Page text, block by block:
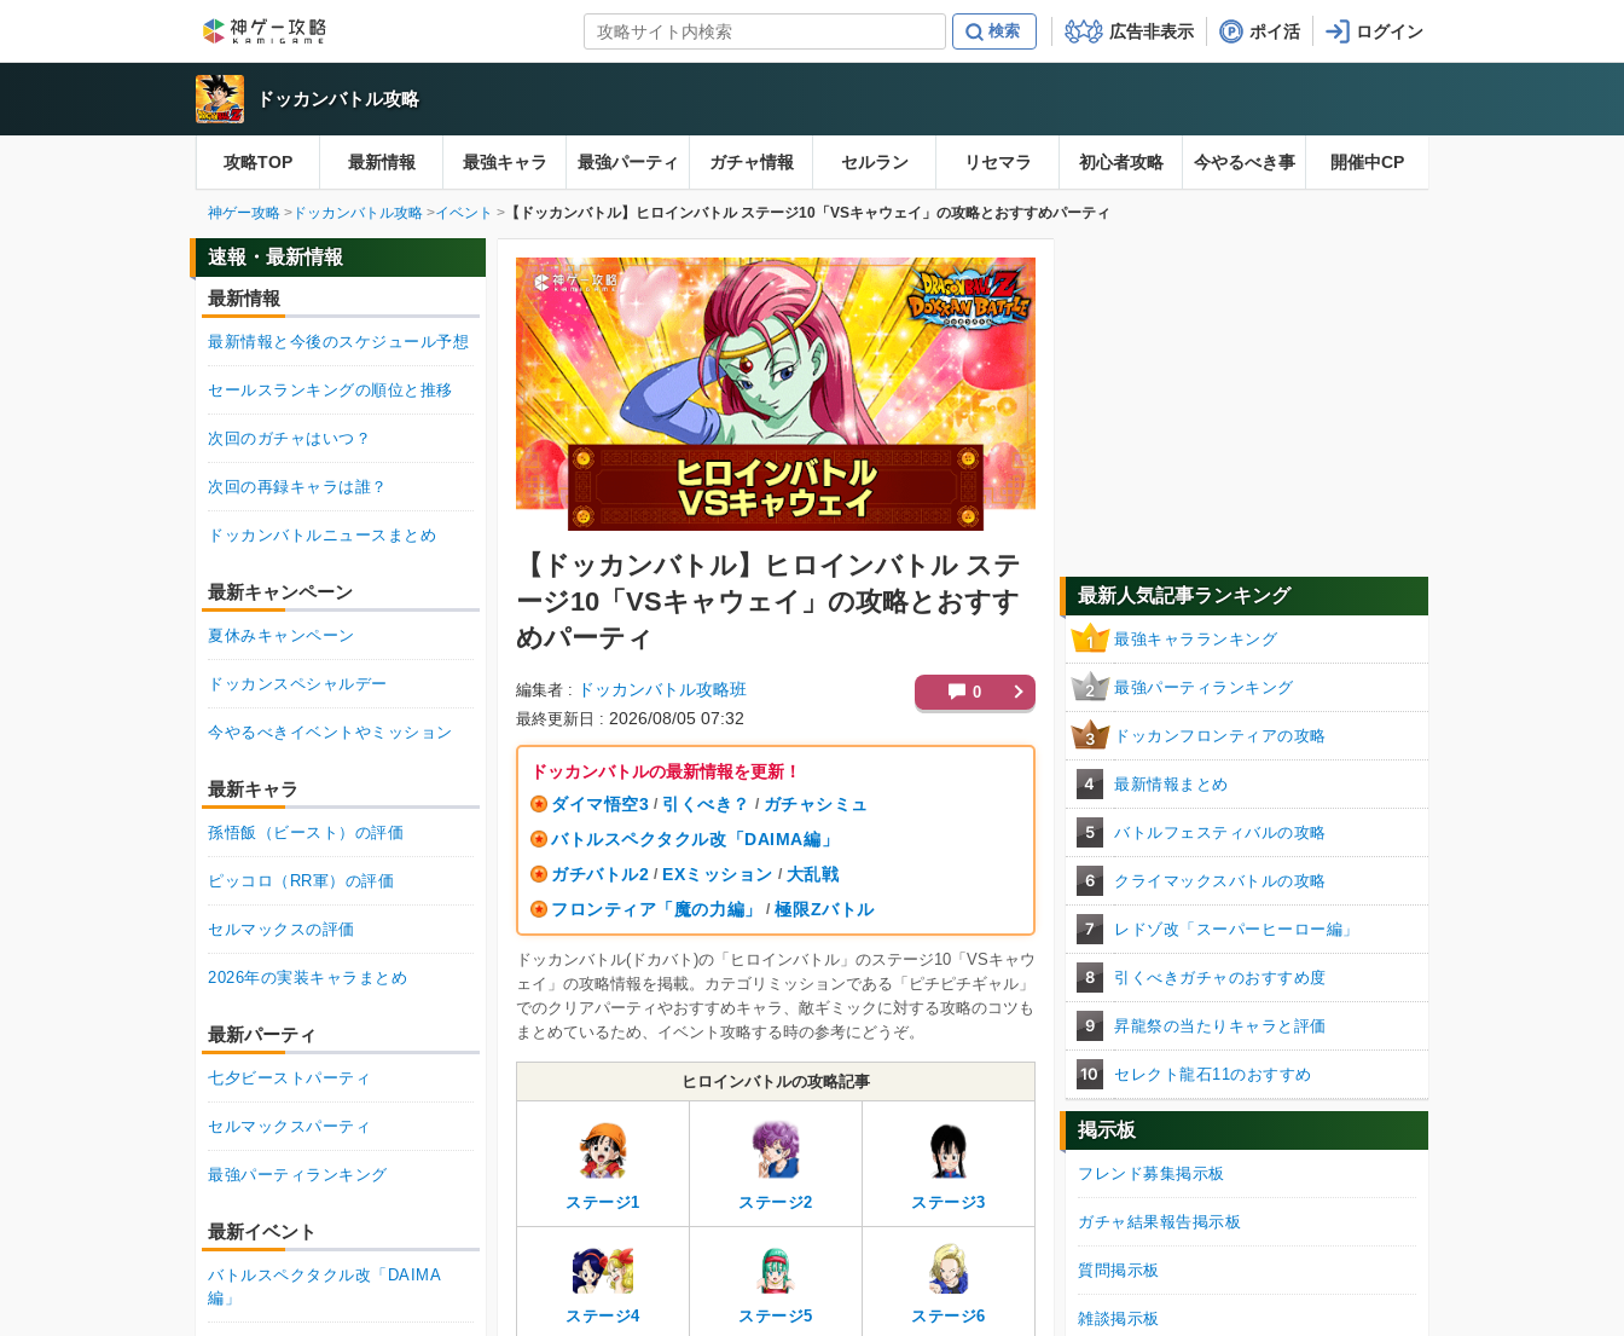
広告非表示 ポイ活
ドッカンバトル攻略
攻略TOP 最新情報 最強キャラ 最強パーティ ガチャ情報 セルラン リセマラ 初心者攻略 今やるべき事 開催中CP
神ゲー攻略 ドッカンバトル攻略 イベント 【ドッカンバトル】ヒロインバトル ステージ10「VSキャウェイ」の攻略とおすすめパーティ
【ドッカンバトル】
ヒロインバトル ステ
ージ10「VSキャウェイ」の攻略とおすす
めパーティ
編集者 ドッカンバトル攻略班
最終更新日 2026/08/05 07:32
0
ドッカンバトルの最新情報を更新！
ダイマ悟空3 / 引くべき？ / ガチャシミュ
バトルスペクタクル改「DAIMA編」
ガチバトル2 / EXミッション / 大乱戦
フロンティア「魔の力編」
/ 極限Zバトル
ドッカンバトル(ドカバト)の「ヒロインバトル」のステージ10「VSキャウ
ェイ」の攻略情報を掲載。カテゴリミッションである「ピチピチギャル」
でのクリアパーティやおすすめキャラ、敵ギミックに対する攻略のコツも
まとめているため、イベント攻略する時の参考にどうぞ。
ヒロインバトルの攻略記事
ステージ1 ステージ2 ステージ3
ステージ4 ステージ5 ステージ6
最新人気記事ランキング
1 最強キャラランキング
2 最強パーティランキング
3 ドッカンフロンティアの攻略
4 最新情報まとめ
5 バトルフェスティバルの攻略
6 クライマックスバトルの攻略
7 レドゾ改「スーパーヒーロー編」
8 引くべきガチャのおすすめ度
9 昇龍祭の当たりキャラと評価
10 セレクト龍石11のおすすめ
掲示板
フレンド募集掲示板
ガチャ結果報告掲示板
質問掲示板
雑談掲示板
速報・最新情報
最新情報
最新情報と今後のスケジュール予想
セールスランキングの順位と推移
次回のガチャはいつ？
次回の再録キャラは誰？
ドッカンバトルニュースまとめ
最新キャンペーン
夏休みキャンペーン
ドッカンスペシャルデー
今やるべきイベントやミッション
最新キャラ
孫悟飯（ビースト）の評価
ピッコロ（RR軍）の評価
セルマックスの評価
2026年の実装キャラまとめ
最新パーティ
七夕ビーストパーティ
セルマックスパーティ
最強パーティランキング
最新イベント
バトルスペクタクル改「DAIMA
編」